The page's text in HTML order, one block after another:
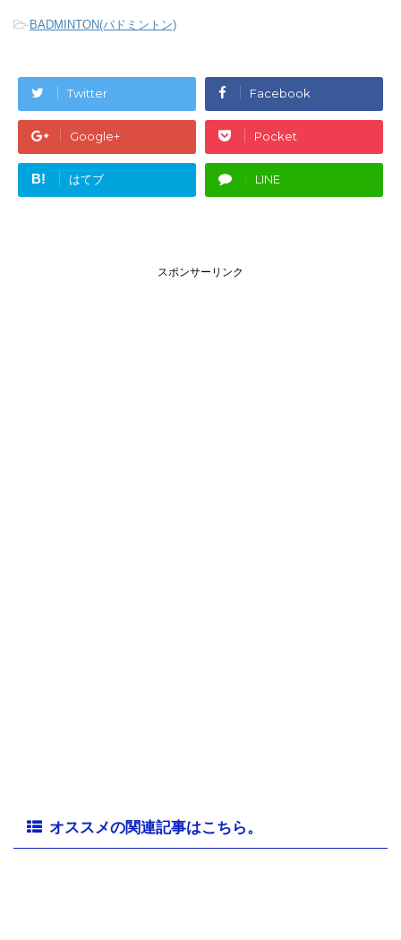
-BADMINTON(バドミントン)
Twitter Facebook
Google+ Pocket
B! はてブ LINE
スポンサーリンク
オススメの関連記事はこちら。